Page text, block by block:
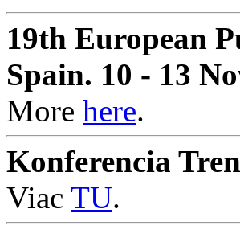
19th European
Spain. 10 - 13
More here.
Konferencia
Viac TU.